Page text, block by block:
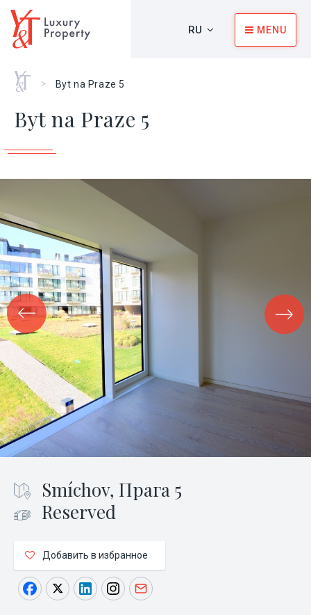
RU MENU
Главная
> Byt na Praze 5
Byt na Praze 5
Smíchov, Прага 5
Reserved
Добавить в избранное